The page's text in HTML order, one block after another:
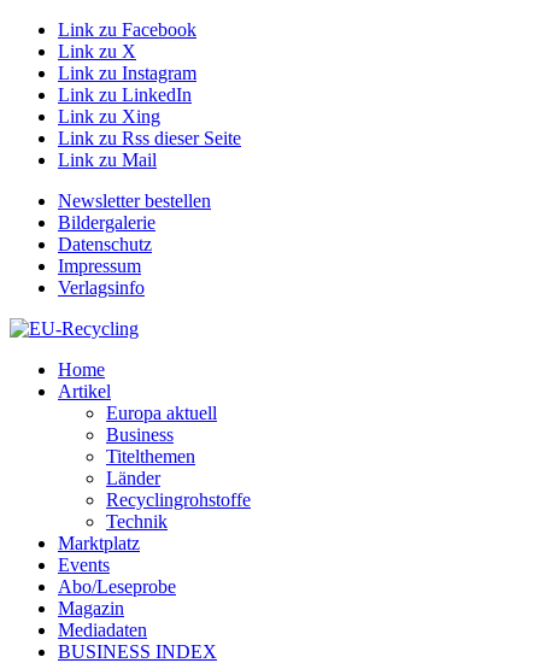
Link zu Facebook
Link zu X
Link zu Instagram
Link zu LinkedIn
Link zu Xing
Link zu Rss dieser Seite
Link zu Mail
Newsletter bestellen
Bildergalerie
Datenschutz
Impressum
Verlagsinfo
Home
Artikel
Europa aktuell
Business
Titelthemen
Länder
Recyclingrohstoffe
Technik
Marktplatz
Events
Abo/Leseprobe
Magazin
Mediadaten
BUSINESS INDEX